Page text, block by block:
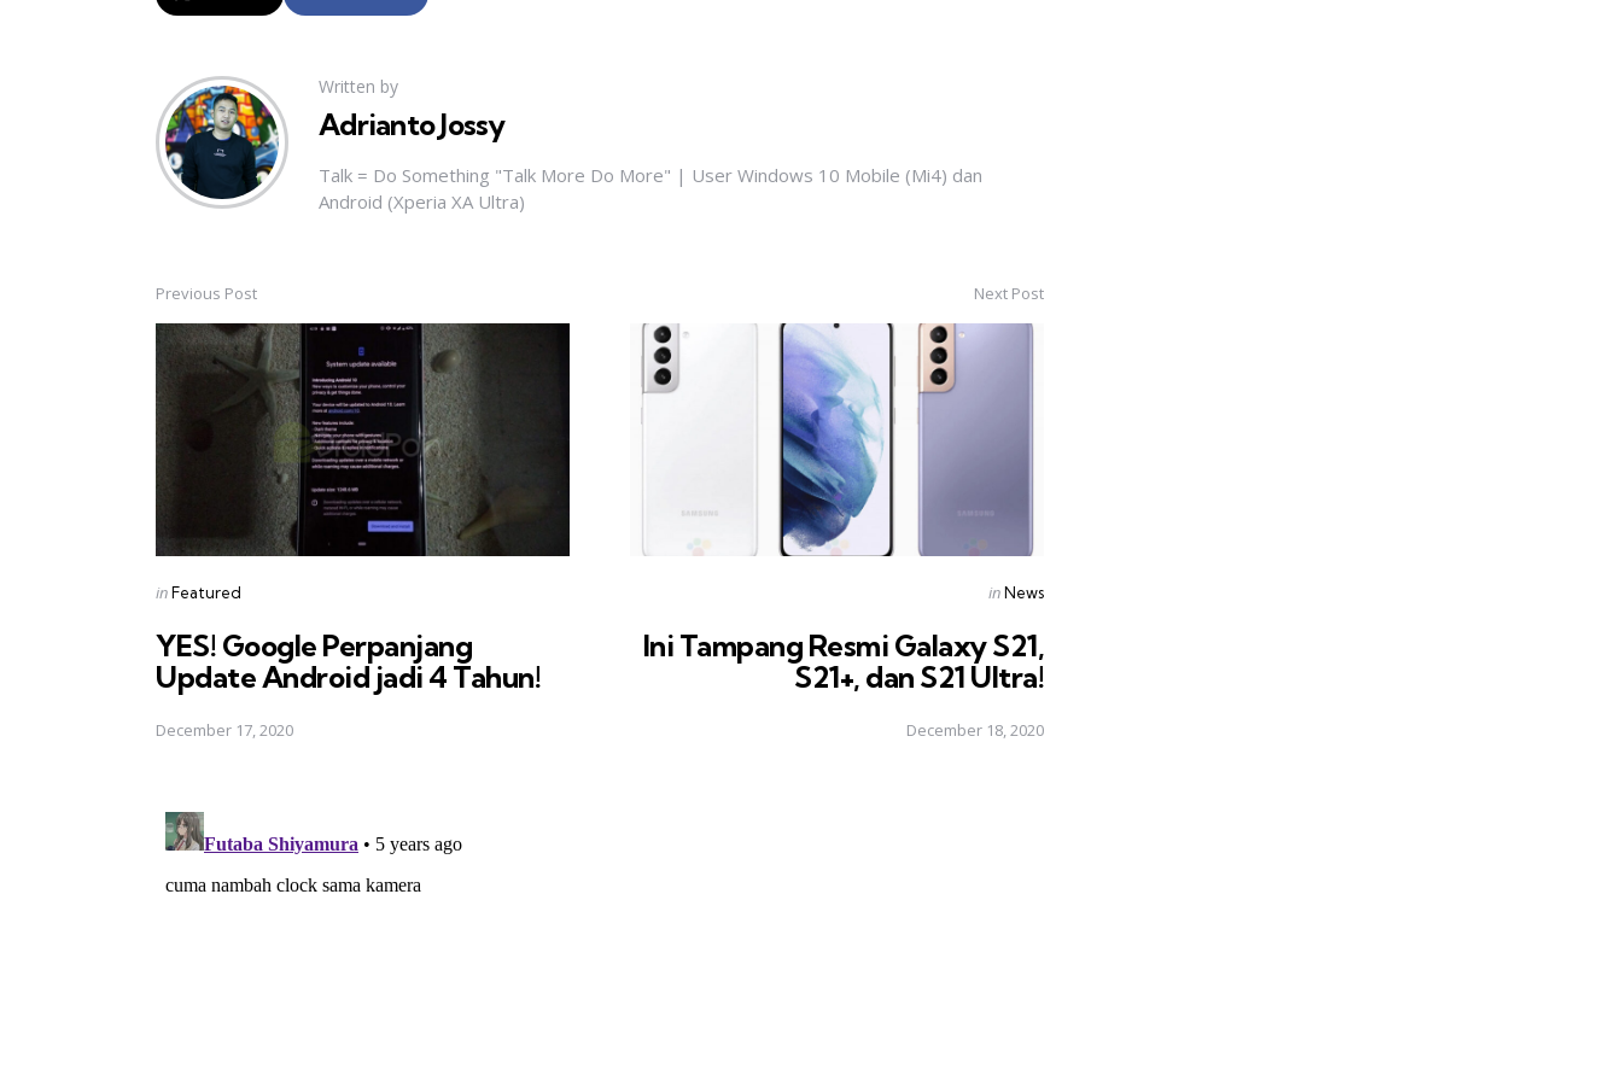
Written by
Adrianto Jossy
Talk = Do Something "Talk More Do More" | User Windows 10 Mobile (Mi4) dan
Android (Xperia XA Ultra)
Post
navigation
Previous Post
Posted
inFeatured
YES! Google Perpanjang
Update Android jadi 4 Tahun!
December 17, 2020
Next Post
Posted
inNews
Ini Tampang Resmi Galaxy S21,
S21+, dan S21 Ultra!
December 18, 2020